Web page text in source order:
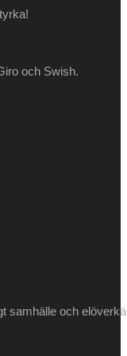
och Swish.
samhälle och